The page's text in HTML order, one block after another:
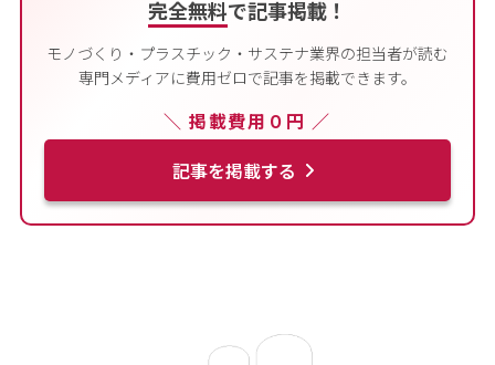
完全無料で記事掲載！
モノづくり・プラスチック・サステナ業界の担当者が読む
専門メディアに費用ゼロで記事を掲載できます。
＼ 掲載費用０円 ／
記事を掲載する